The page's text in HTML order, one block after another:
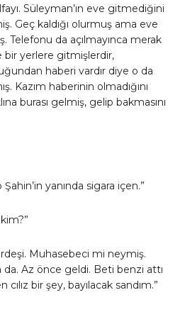
Süleyman’ın eve gitmediğini
Geç kaldığı olurmuş ama eve
Telefonu da açılmayınca merak
bir yerlere gitmişlerdir,
haberi vardır diye o da
Kazım haberinin olmadığını
burası gelmiş, gelip bakmasını
yanında sigara içen.”
Muhasebeci mi neymiş.
da. Az önce geldi. Beti benzi attı
bir şey, bayılacak sandım.”